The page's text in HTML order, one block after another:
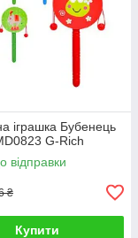
іграшка Бубенець
G-Rich
відправки
₴
Купити